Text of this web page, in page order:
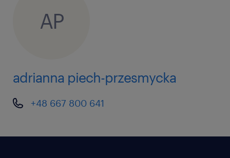
AP
adrianna piech-przesmycka
+48 667 800 641